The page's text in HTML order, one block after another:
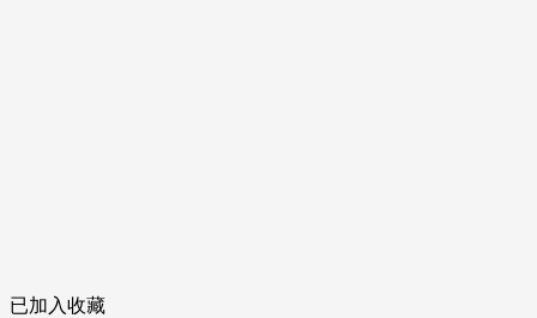
已加入收藏